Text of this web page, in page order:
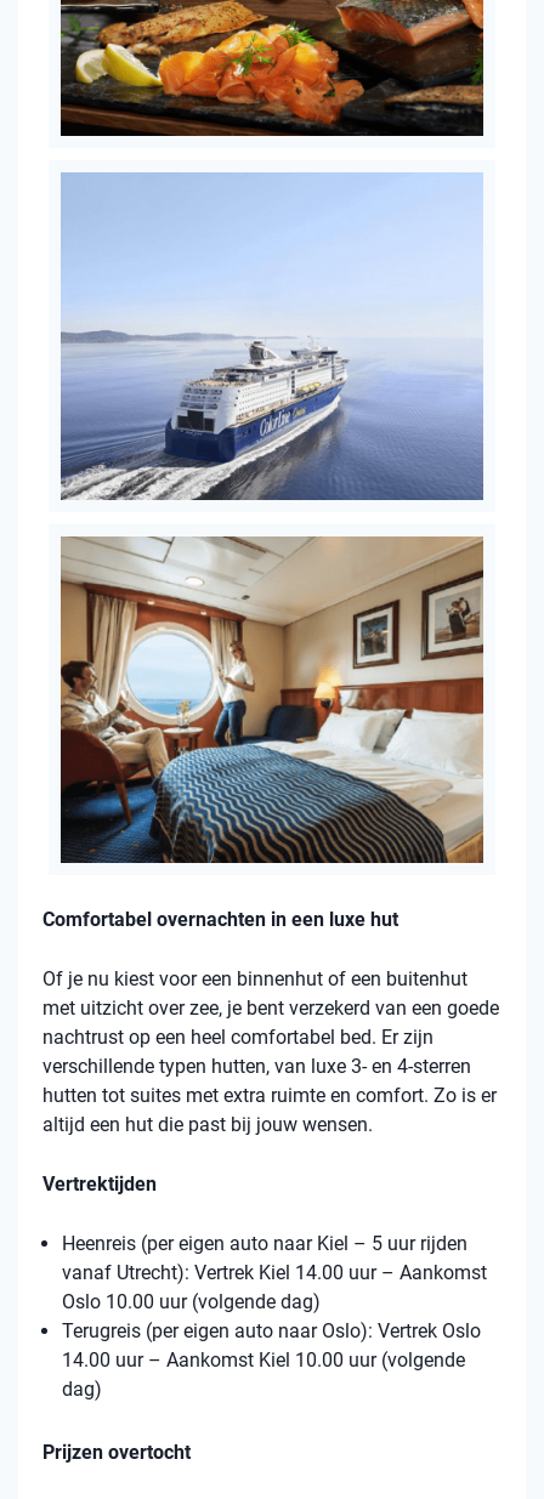
Comfortabel overnachten in een luxe hut
Of je nu kiest voor een binnenhut of een buitenhut
met uitzicht over zee, je bent verzekerd van een goede
nachtrust op een heel comfortabel bed. Er zijn
verschillende typen hutten, van luxe 3- en 4-sterren
hutten tot suites met extra ruimte en comfort. Zo is er
altijd een hut die past bij jouw wensen.
Vertrektijden
Heenreis (per eigen auto naar Kiel – 5 uur rijden
vanaf Utrecht): Vertrek Kiel 14.00 uur – Aankomst
Oslo 10.00 uur (volgende dag)
Terugreis (per eigen auto naar Oslo): Vertrek Oslo
14.00 uur – Aankomst Kiel 10.00 uur (volgende
dag)
Prijzen overtocht